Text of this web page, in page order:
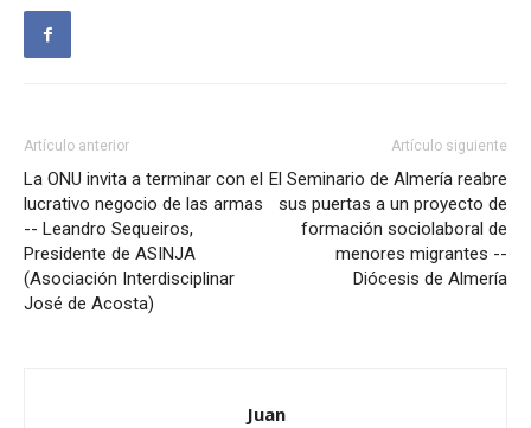
Artículo anterior
La ONU invita a terminar con el
lucrativo negocio de las armas
-- Leandro Sequeiros,
Presidente de ASINJA
(Asociación Interdisciplinar
José de Acosta)
Artículo siguiente
El Seminario de Almería reabre
sus puertas a un proyecto de
formación sociolaboral de
menores migrantes --
Diócesis de Almería
Juan